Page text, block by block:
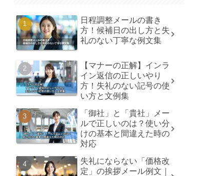
日程調整メールの書き
方！候補日の出し方と失
礼のない丁寧な例文集
【マナーの正解】インラ
イン返信の正しいやり
方！失礼のない記号の使
い方と文例集
「御社」と「貴社」メー
ルで正しいのは？使い分
けの基本と間違えた時の
対応
失礼にならない「価格改
定」の挨拶メール例文｜